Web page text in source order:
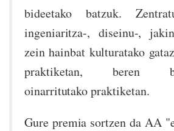
bideetako batzuk.
ingeniaritza-, diseinu-,
zein hainbat kulturatako
praktiketan, beren
oinarritutako praktiketan.
Gure premia sortzen da AA